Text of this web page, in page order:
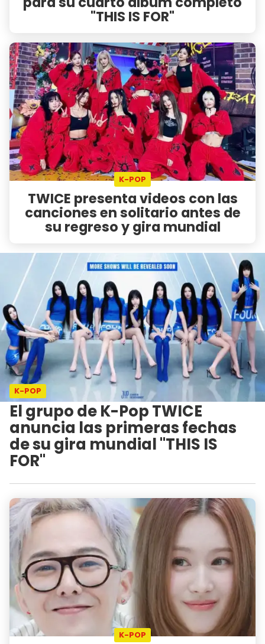
"THIS IS FOR"
K-POP
TWICE presenta videos con las
canciones en solitario antes de
su regreso y gira mundial
K-POP
El grupo de K-Pop TWICE
anuncia las primeras fechas
de su gira mundial "THIS IS
FOR"
K-POP